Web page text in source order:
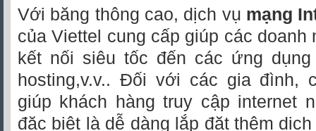
Với băng thông cao, dịch vụ mạng
của Viettel cung cấp giúp các doanh
kết nối siêu tốc đến các ứng
hosting,v.v.. Đối với các gia đình,
giúp khách hàng truy cập internet
đặc biệt là dễ dàng lắp đặt thêm